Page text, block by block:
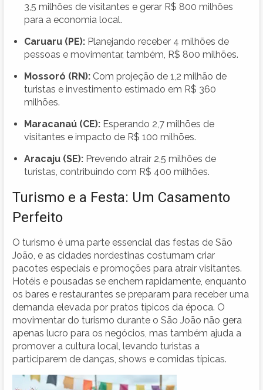
3,5 milhões de visitantes e gerar R$ 800 milhões
para a economia local.
Caruaru (PE): Planejando receber 4 milhões de
pessoas e movimentar, também, R$ 800 milhões.
Mossoró (RN): Com projeção de 1,2 milhão de
turistas e investimento estimado em R$ 360
milhões.
Maracanaú (CE): Esperando 2,7 milhões de
visitantes e impacto de R$ 100 milhões.
Aracaju (SE): Prevendo atrair 2,5 milhões de
turistas, contribuindo com R$ 400 milhões.
Turismo e a Festa: Um Casamento
Perfeito
O turismo é uma parte essencial das festas de São
João, e as cidades nordestinas costumam criar
pacotes especiais e promoções para atrair visitantes.
Hotéis e pousadas se enchem rapidamente, enquanto
os bares e restaurantes se preparam para receber uma
demanda elevada por pratos típicos da época. O
movimentar do turismo durante o São João não gera
apenas lucro para os negócios, mas também ajuda a
promover a cultura local, levando turistas a
participarem de danças, shows e comidas típicas.